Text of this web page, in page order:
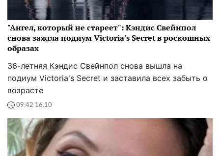
"Ангел, который не стареет": Кэндис Свейнпол
снова зажгла подиум Victoria's Secret в роскошных
образах
36-летняя Кэндис Свейнпол снова вышла на
подиум Victoria's Secret и заставила всех забыть о
возрасте
09:42 16.10